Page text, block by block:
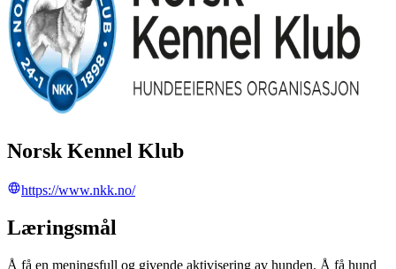
Norsk Kennel Klub
https://www.nkk.no/
Læringsmål
Å få en meningsfull og givende aktivisering av hunden. Å få hund